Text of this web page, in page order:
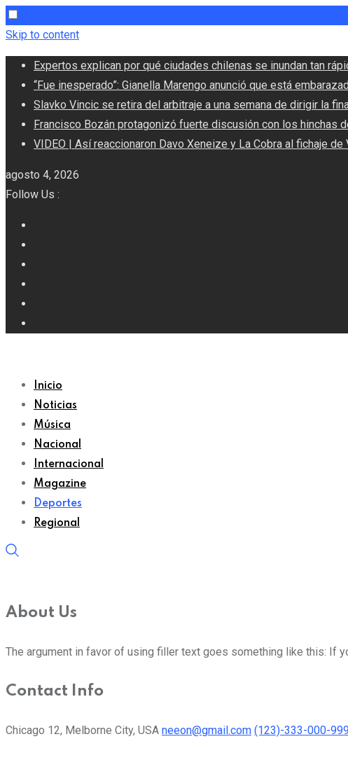
Skip to content
Expertos explican por qué ciudades chilenas se inundan tan
“Fue inesperado”: Gianella Marengo anunció que está
Slavko Vincic se retira del arbitraje a una semana de dirigir la
Francisco Bozán protagonizó fuerte discusión con los hinchas
VIDEO | Así reaccionaron Davo Xeneize y La Cobra al fichaje de
agosto 4, 2026
Follow Us :
Inicio
Noticias
Música
Nacional
Internacional
Magazine
Deportes
Regional
About Us
The argument in favor of using filler text goes something like this: If
Contact Info
Chicago 12, Melborne City, USA neeon@gmail.com (123)-333-000-999